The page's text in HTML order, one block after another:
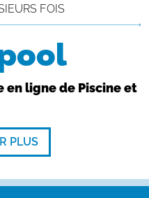
FOIS
en ligne de Piscine et
PLUS